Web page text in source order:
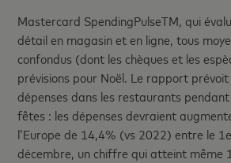
Mastercard SpendingPulseTM, qui
détail en magasin et en ligne, tous
confondus (dont les chèques et les
prévisions pour Noël. Le rapport prévoit
dépenses dans les restaurants
fêtes : les dépenses devraient
l’Europe de 14,4% (vs 2022) entre le
décembre, un chiffre qui atteint même